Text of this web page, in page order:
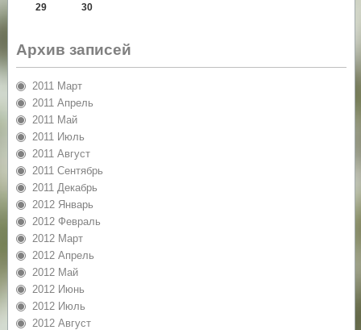
29
30
Архив записей
2011 Март
2011 Апрель
2011 Май
2011 Июль
2011 Август
2011 Сентябрь
2011 Декабрь
2012 Январь
2012 Февраль
2012 Март
2012 Апрель
2012 Май
2012 Июнь
2012 Июль
2012 Август